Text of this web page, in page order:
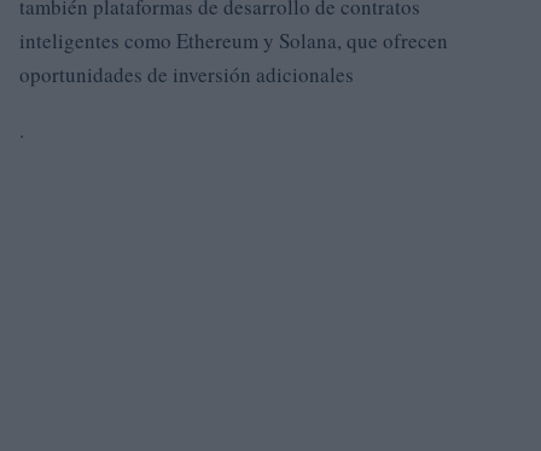
también plataformas de desarrollo de contratos
inteligentes como Ethereum y Solana, que ofrecen
oportunidades de inversión adicionales
.